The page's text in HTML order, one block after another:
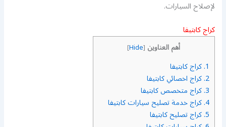
لإصلاح السيارات.
كراج كابتيفا
أهم العناوين [
Hide
]
1. كراج كابتيفا
2. كراج اخصائي كابتيفا
3. كراج متخصص كابتيفا
4. كراج خدمة تصليح سيارات كابتيفا
5. كراج تصليح كابتيفا